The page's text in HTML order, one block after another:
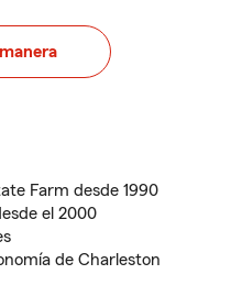
Farm desde 1990
el 2000
de Charleston